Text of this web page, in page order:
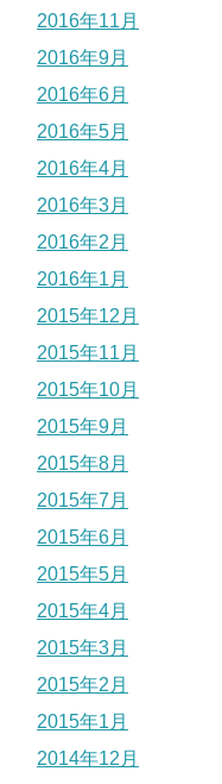
2016年11月
2016年9月
2016年6月
2016年5月
2016年4月
2016年3月
2016年2月
2016年1月
2015年12月
2015年11月
2015年10月
2015年9月
2015年8月
2015年7月
2015年6月
2015年5月
2015年4月
2015年3月
2015年2月
2015年1月
2014年12月